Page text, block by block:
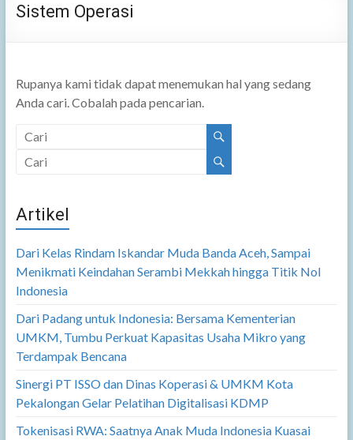
Sistem Operasi
Rupanya kami tidak dapat menemukan hal yang sedang
Anda cari. Cobalah pada pencarian.
Artikel
Dari Kelas Rindam Iskandar Muda Banda Aceh, Sampai
Menikmati Keindahan Serambi Mekkah hingga Titik Nol
Indonesia
Dari Padang untuk Indonesia: Bersama Kementerian
UMKM, Tumbu Perkuat Kapasitas Usaha Mikro yang
Terdampak Bencana
Sinergi PT ISSO dan Dinas Koperasi & UMKM Kota
Pekalongan Gelar Pelatihan Digitalisasi KDMP
Tokenisasi RWA: Saatnya Anak Muda Indonesia Kuasai